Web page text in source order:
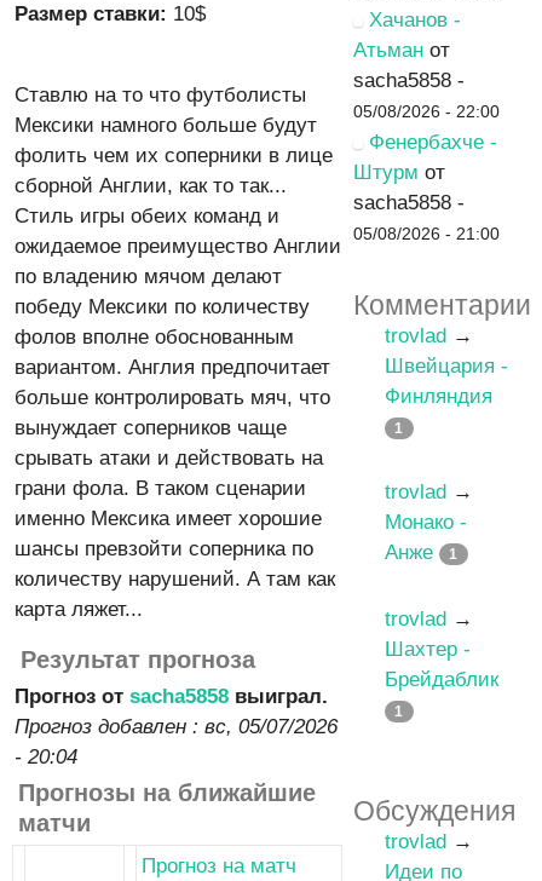
Размер ставки: 10$
Ставлю на то что футболисты
Мексики намного больше будут
фолить чем их соперники в лице
сборной Англии, как то так...
Стиль игры обеих команд и
ожидаемое преимущество Англии
по владению мячом делают
победу Мексики по количеству
фолов вполне обоснованным
вариантом. Англия предпочитает
больше контролировать мяч, что
вынуждает соперников чаще
срывать атаки и действовать на
грани фола. В таком сценарии
именно Мексика имеет хорошие
шансы превзойти соперника по
количеству нарушений. А там как
карта ляжет...
Результат прогноза
Прогноз от sacha5858выиграл.
Прогноз добавлен : вс, 05/07/2026
- 20:04
Прогнозы на ближайшие
матчи
Прогноз на матч
Хачанов -
Атьман от
sacha5858 -
05/08/2026 - 22:00
Фенербахче -
Штурм от
sacha5858 -
05/08/2026 - 21:00
Комментарии
trovlad→
Швейцария -
Финляндия
1
trovlad →
Монако -
Анже
1
trovlad→
Шахтер -
Брейдаблик
1
Обсуждения
trovlad→
Идеи по